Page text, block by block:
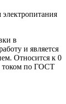
в
и является
Относится к 0
током по ГОСТ